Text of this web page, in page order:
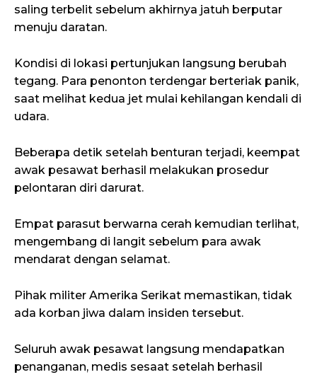
saling terbelit sebelum akhirnya jatuh berputar
menuju daratan.
Kondisi di lokasi pertunjukan langsung berubah
tegang. Para penonton terdengar berteriak panik,
saat melihat kedua jet mulai kehilangan kendali di
udara.
Beberapa detik setelah benturan terjadi, keempat
awak pesawat berhasil melakukan prosedur
pelontaran diri darurat.
Empat parasut berwarna cerah kemudian terlihat,
mengembang di langit sebelum para awak
mendarat dengan selamat.
Pihak militer Amerika Serikat memastikan, tidak
ada korban jiwa dalam insiden tersebut.
Seluruh awak pesawat langsung mendapatkan
penanganan, medis sesaat setelah berhasil